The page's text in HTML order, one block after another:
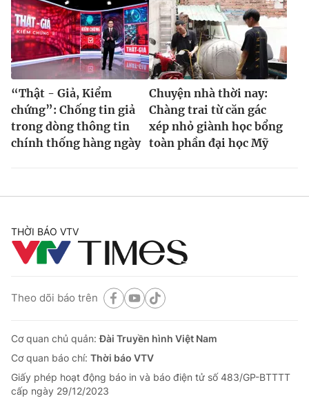
“Thật - Giả, Kiểm
chứng”: Chống tin giả
trong dòng thông tin
chính thống hàng ngày
Chuyện nhà thời nay:
Chàng trai từ căn gác
xép nhỏ giành học bổng
toàn phần đại học Mỹ
THỜI BÁO VTV
Theo dõi báo trên
Cơ quan chủ quản:Đài Truyền hình Việt Nam
Cơ quan báo chí: Thời báo VTV
Giấy phép hoạt động báo in và báo điện tử số 483/GP-BTTTT
cấp ngày 29/12/2023